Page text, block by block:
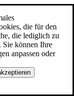
die für den
die lediglich zu
Sie können Ihre
anpassen oder